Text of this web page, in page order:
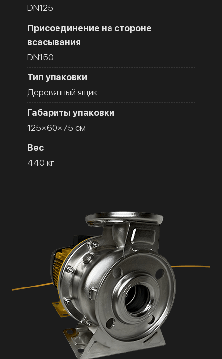
DN125
Присоединение на стороне
всасывания
DN150
Тип упаковки
Деревянный ящик
Габариты упаковки
125×60×75 см
Вес
440 кг